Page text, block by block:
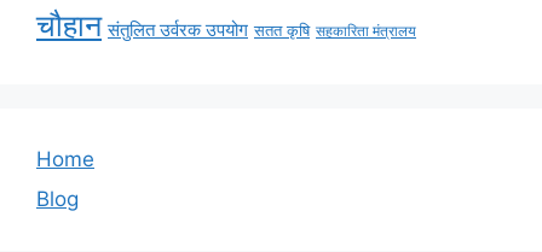
चौहान संतुलित उर्वरक उपयोग सतत कृषि सहकारिता मंत्रालय
Home
Blog